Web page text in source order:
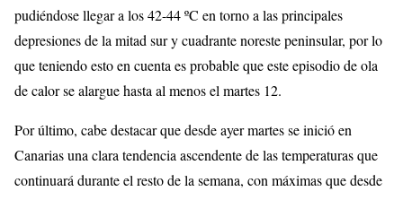
pudiéndose llegar a los 42-44 ºC en torno a las principales
depresiones de la mitad sur y cuadrante noreste peninsular, por lo
que teniendo esto en cuenta es probable que este episodio de ola
de calor se alargue hasta al menos el martes 12.
Por último, cabe destacar que desde ayer martes se inició en
Canarias una clara tendencia ascendente de las temperaturas que
continuará durante el resto de la semana, con máximas que desde